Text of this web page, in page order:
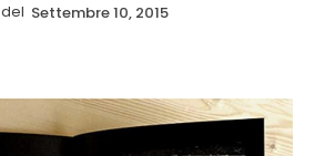
del Settembre 10, 2015